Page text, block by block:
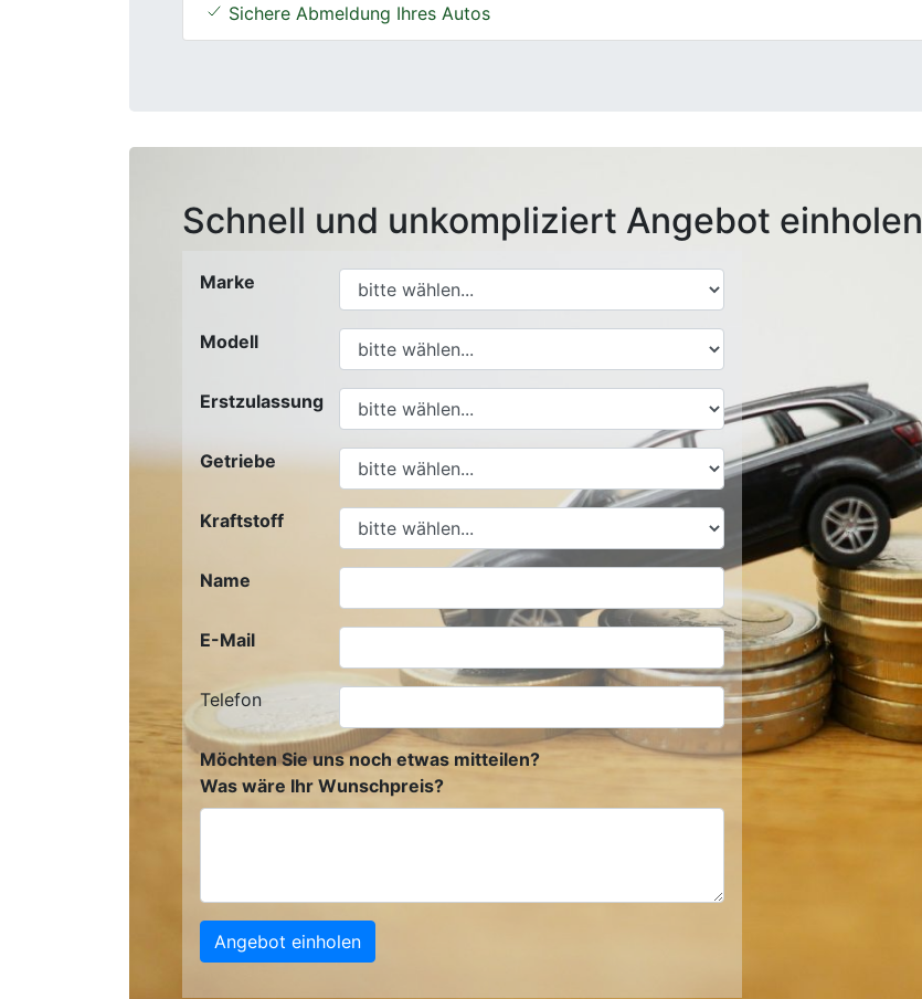
Sichere Abmeldung Ihres Autos
Schnell und unkompliziert Angebot einholen
Marke
Modell
Erstzulassung
Getriebe
Kraftstoff
Name
E-Mail
Telefon
Möchten Sie uns noch etwas mitteilen?
Was wäre Ihr Wunschpreis?
Angebot einholen